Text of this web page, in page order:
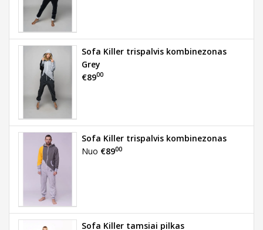
Sofa Killer trispalvis kombinezonas
Grey
€8900
Sofa Killer trispalvis kombinezonas
Nuo €8900
Sofa Killer tamsiai pilkas